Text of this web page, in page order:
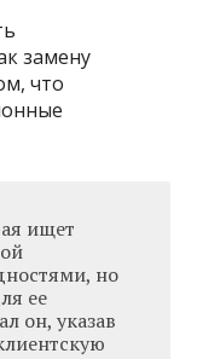
замену
что
ищет
но
ее
он, указав